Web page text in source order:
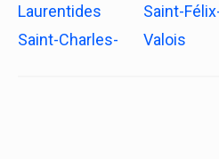
Laurentides
Saint-Charles-
Saint-
Valois